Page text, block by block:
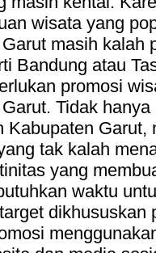
wisata yang
masih kalah
Bandung atau
promosi
Tidak
Kabupaten
tak kalah
yang
waktu
dikhususkan